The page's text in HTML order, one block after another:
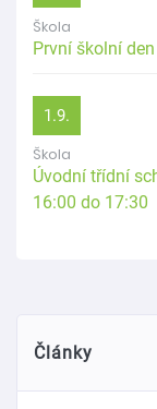
Škola
První školní
1.9.
Škola
Úvodní třídní
16:00 do 17:30
Články